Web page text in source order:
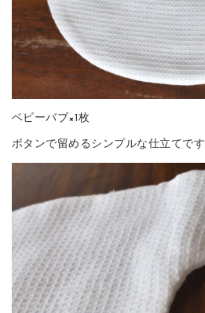
ベビーバブ×1枚
ボタンで留めるシンプルな仕立てです